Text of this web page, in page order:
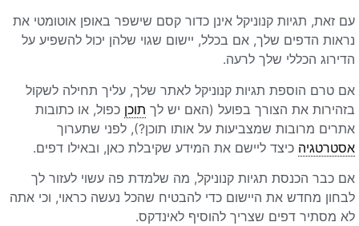
עם זאת, תגיות קנוניקל אינן כדור קסם שישפר באופן אוטומטי את
נראות הדפים שלך, אם בכלל, יישום שגוי שלהן יכול להשפיע על
הדירוג הכללי שלך לרעה.
אם טרם הוספת תגיות קנוניקל לאתר שלך, עליך תחילה לשקול
בזהירות את הצורך בפועל (האם יש לך תוכן כפול, או כתובות
אתרים מרובות שמצביעות על אותו תוכן?), לפני שתערוך
אסטרטגיה כיצד ליישם את המידע שקיבלת כאן, ובאילו דפים.
אם כבר הכנסת תגיות קנוניקל, מה שלמדת פה עשוי לעזור לך
לבחון מחדש את היישום כדי להבטיח שהכל נעשה כראוי, וכי אתה
לא מסתיר דפים שצריך להוסיף לאינדקס.